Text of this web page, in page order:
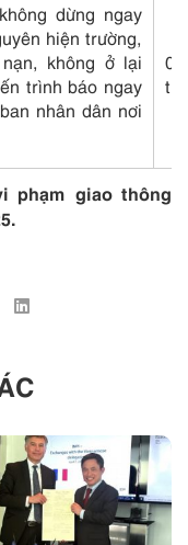
dừng ngay
hiện trường,
không ở lại
trình báo ngay
nhân dân nơi
phạm giao thông